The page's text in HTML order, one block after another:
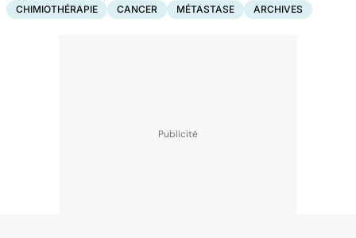
CHIMIOTHÉRAPIE CANCER MÉTASTASE ARCHIVES